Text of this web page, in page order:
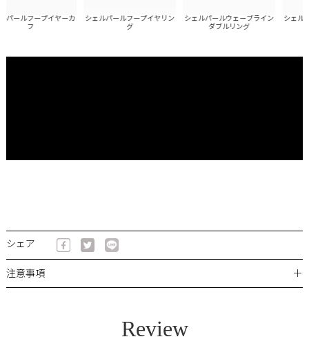
ールフープイヤーカ
シェルパールフープイヤリン
シェルパールウェーブライン
ダブルリング
シェルパ
シェア
注意事項 ＋